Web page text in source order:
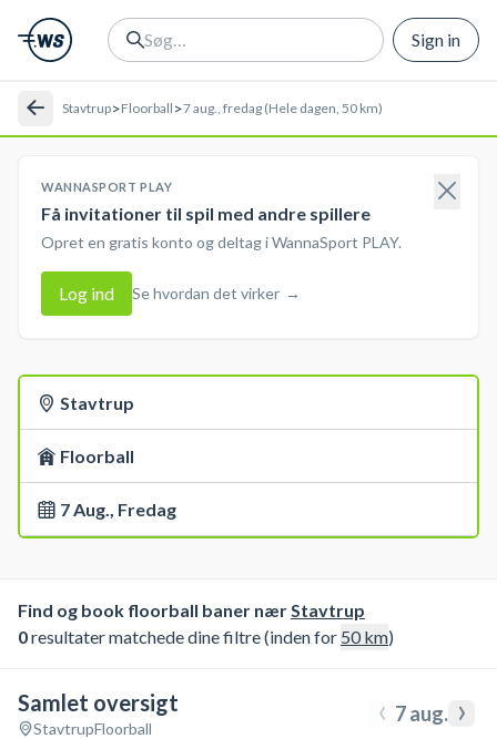
Sign in
Stavtrup>Floorball >7 aug., fredag (Hele dagen, 50 km)
WANNASPORT PLAY
Få invitationer til spil med andre spillere
Opret en gratis konto og deltag i WannaSport PLAY.
Log ind Se hvordan det virker →
Stavtrup
Floorball
7 Aug., Fredag
Find og book floorball baner nærStavtrup
0resultater matchede dine filtre (inden for 50km)
Samlet oversigt
StavtrupFloorball ‹ 7 aug. ›